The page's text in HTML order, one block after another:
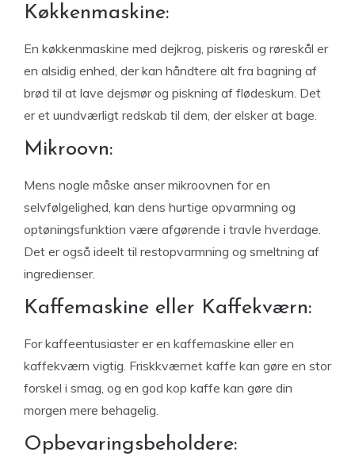
Køkkenmaskine:
En køkkenmaskine med dejkrog, piskeris og røreskål er
en alsidig enhed, der kan håndtere alt fra bagning af
brød til at lave dejsmør og piskning af flødeskum. Det
er et uundværligt redskab til dem, der elsker at bage.
Mikroovn:
Mens nogle måske anser mikroovnen for en
selvfølgelighed, kan dens hurtige opvarmning og
optøningsfunktion være afgørende i travle hverdage.
Det er også ideelt til restopvarmning og smeltning af
ingredienser.
Kaffemaskine eller Kaffekværn:
For kaffeentusiaster er en kaffemaskine eller en
kaffekværn vigtig. Friskkværnet kaffe kan gøre en stor
forskel i smag, og en god kop kaffe kan gøre din
morgen mere behagelig.
Opbevaringsbeholdere: